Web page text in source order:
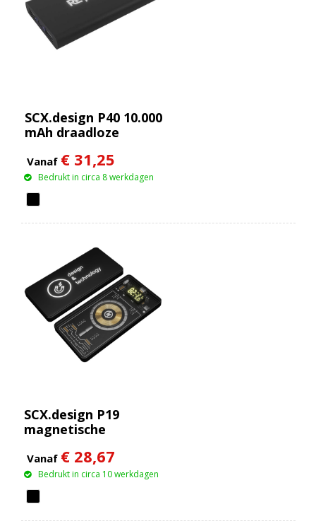
SCX.design P40 10.000
mAh draadloze
met oplichtend
Vanaf € 31,25
Bedrukt in circa 8 werkdagen
SCX.design P19
magnetische
van 5000 mAh 5 W
Vanaf € 28,67
Bedrukt in circa 10 werkdagen